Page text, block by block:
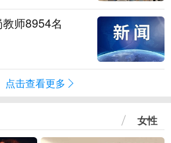
师8954名
点击查看更多
女性